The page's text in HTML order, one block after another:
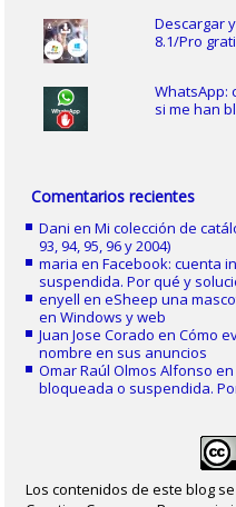
Descargar
8.1/Pro
WhatsApp:
si me han
Comentarios recientes
Dani enMi colección de
93, 94, 95, 96 y 2004)
maria enFacebook: cuenta
suspendida. Por qué y
enyell eneSheep una
en Windows y web
Juan Jose Corado enCómo
nombre en sus anuncios
Omar Raúl Olmos Alfonso
bloqueada o suspendida.
Los contenidos de este blog